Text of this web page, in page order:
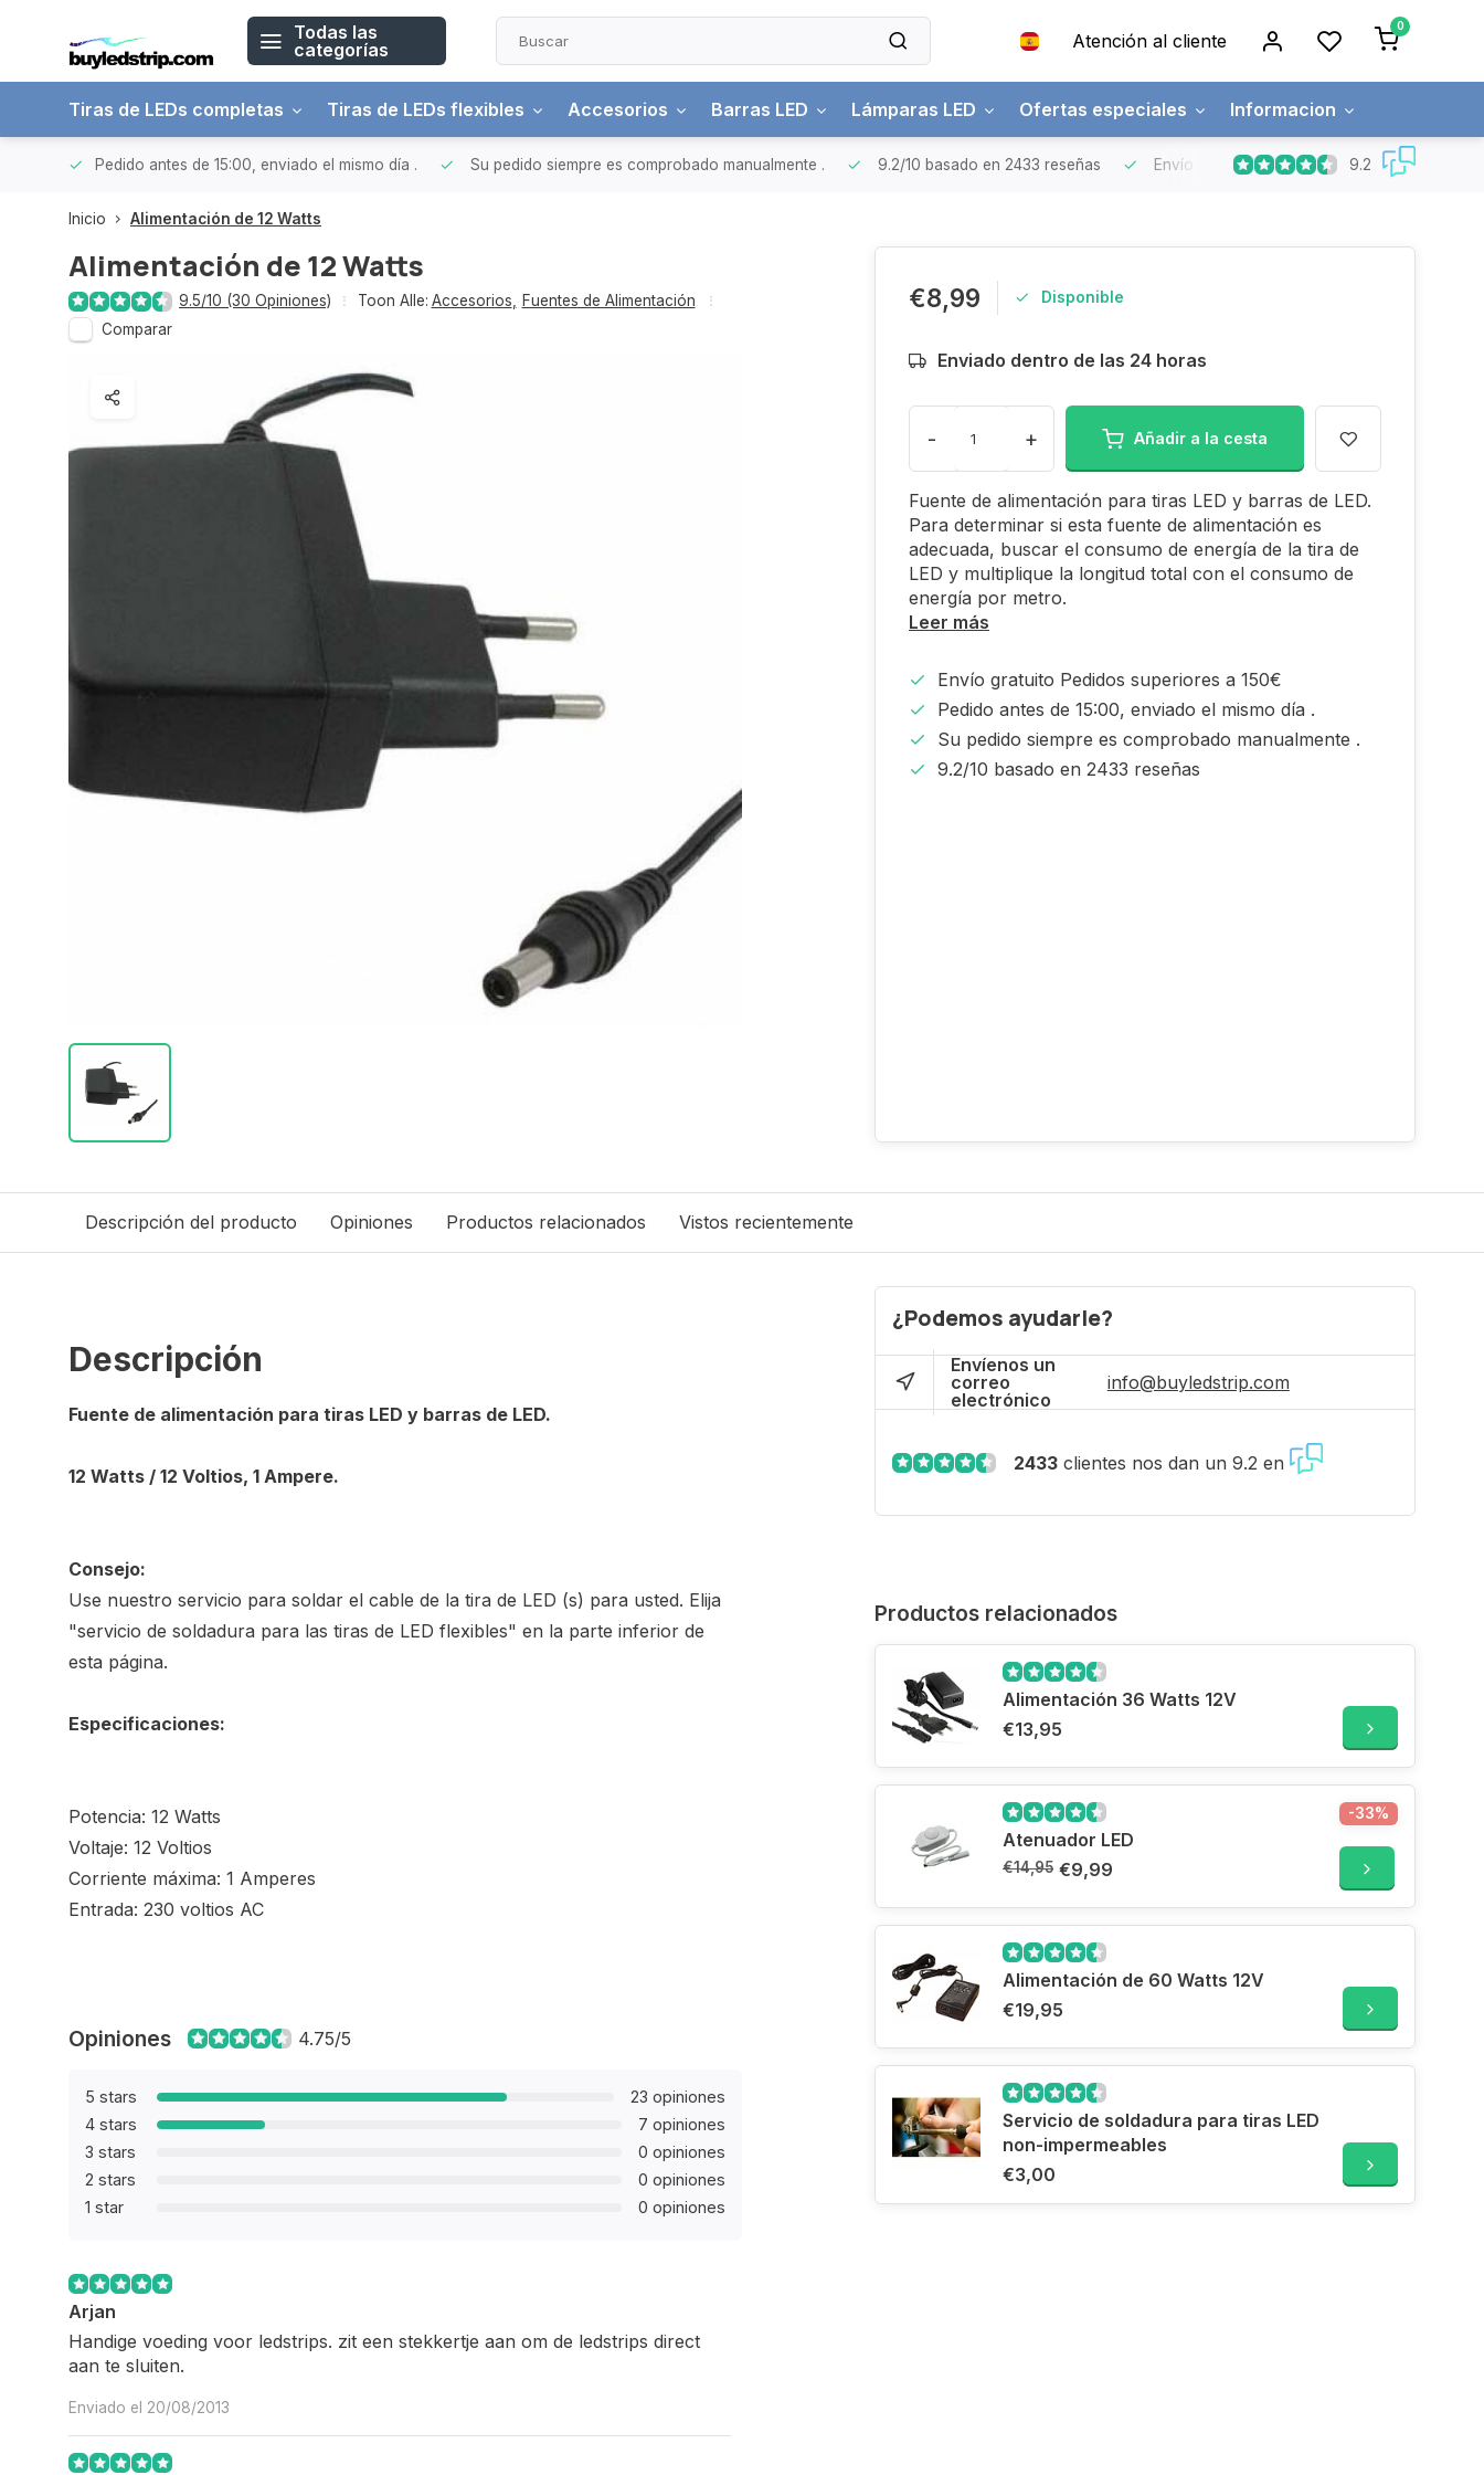
Todas las
categorías
Atención al cliente
0
Tiras de LEDs completas Tiras de LEDs flexibles Accesorios Barras LED Lámparas LED Ofertas especiales Informacion
Pedido antes de 15:00, enviado el mismo día . Su pedido siempre es comprobado manualmente . 9.2/10 basado en 2433 reseñas Envío gratuitoPedidos superiores a 150€
9.2
Inicio Alimentación de 12 Watts
Alimentación de 12 Watts
9.5/10 (30 Opiniones) Toon Alle: Accesorios
Fuentes de Alimentación
Comparar
€8,99 Disponible
Enviado dentro de las 24 horas
- + Añadir a la cesta
Fuente de alimentación para tiras LED y barras de LED.
Para determinar si esta fuente de alimentación es
adecuada, buscar el consumo de energía de la tira de
LED y multiplique la longitud total con el consumo de
energía por metro.
Leer más
Envío gratuito Pedidos superiores a 150€
Pedido antes de 15:00, enviado el mismo día .
Su pedido siempre es comprobado manualmente .
9.2/10 basado en 2433 reseñas
Descripción del producto Opiniones Productos relacionados Vistos recientemente
Descripción
Fuente de alimentación para tiras LED y barras de LED.
12 Watts / 12 Voltios, 1 Ampere.
Consejo:
Use nuestro servicio para soldar el cable de la tira de LED (s) para usted. Elija
"servicio de soldadura para las tiras de LED flexibles" en la parte inferior de
esta página.
Especificaciones:
Potencia: 12 Watts
Voltaje: 12 Voltios
Corriente máxima: 1 Amperes
Entrada: 230 voltios AC
Opiniones 4.75/5
5 stars
23 opiniones
4 stars
7 opiniones
3 stars
0 opiniones
2 stars
0 opiniones
1 star
0 opiniones
Arjan
Handige voeding voor ledstrips. zit een stekkertje aan om de ledstrips direct
aan te sluiten.
Enviado el 20/08/2013
¿Podemos ayudarle?
Envíenos un
correo
electrónico
info@buyledstrip.com
2433 clientes nos dan un 9.2 en
Productos relacionados
Alimentación 36 Watts 12V
€13,95
Atenuador LED
€14,95 €9,99
-33%
Alimentación de 60 Watts 12V
€19,95
Servicio de soldadura para tiras LED
non-impermeables
€3,00